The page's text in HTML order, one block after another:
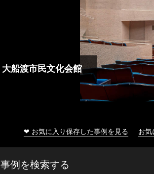
大船渡市民文化会館
❤ お気に入り保存した事例を見る お
事例を検索する